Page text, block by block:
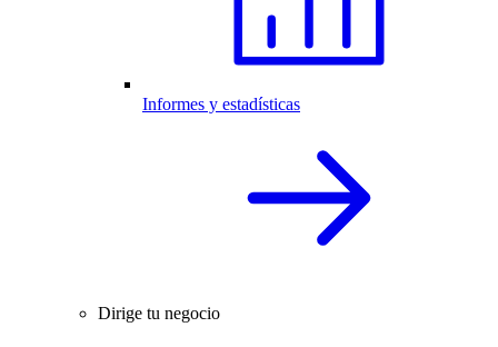
Informes y estadísticas
Dirige tu negocio